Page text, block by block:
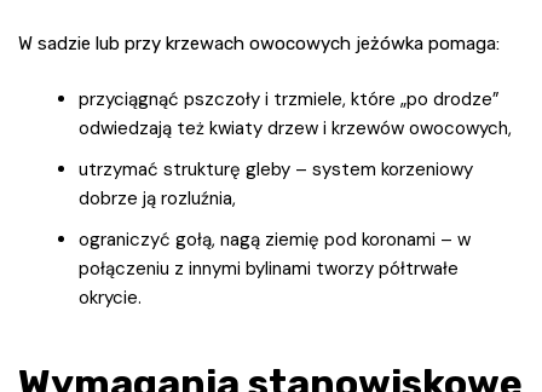
W sadzie lub przy krzewach owocowych jeżówka pomaga:
przyciągnąć pszczoły i trzmiele, które „po drodze”
odwiedzają też kwiaty drzew i krzewów owocowych,
utrzymać strukturę gleby – system korzeniowy
dobrze ją rozluźnia,
ograniczyć gołą, nagą ziemię pod koronami – w
połączeniu z innymi bylinami tworzy półtrwałe
okrycie.